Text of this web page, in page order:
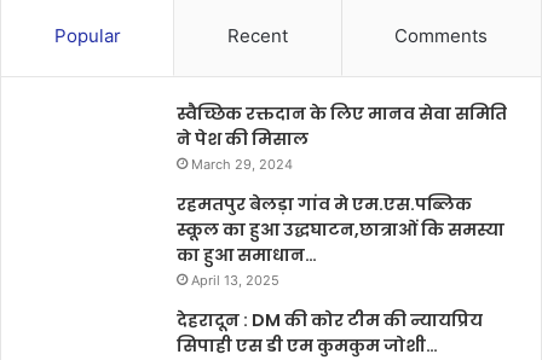
Popular Recent Comments
स्वैच्छिक रक्तदान के लिए मानव सेवा समिति
ने पेश की मिसाल
March 29, 2024
रहमतपुर बेलड़ा गांव मे एम.एस.पब्लिक
स्कूल का हुआ उद्धघाटन,छात्राओं कि समस्या
का हुआ समाधान…
April 13, 2025
देहरादून : DM की कोर टीम की न्यायप्रिय
सिपाही एस डी एम कुमकुम जोशी…